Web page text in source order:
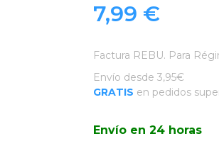
7,99 €
Factura REBU. Para
Envío desde 3,95€
GRATIS en pedidos
Envío en 24 horas